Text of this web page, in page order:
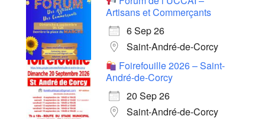
Artisans et Commerçants
6 Sep 26
Saint-André-de-Corcy
Foirefouille 2026 – Saint-
André-de-Corcy
20 Sep 26
Saint-André-de-Corcy